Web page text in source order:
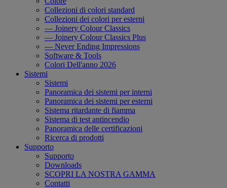
Collezioni di colori standard
Collezioni dei colori per esterni
— Joinery Colour Classics
— Joinery Colour Classics Plus
— Never Ending Impressions
Software & Tools
Colori Dell'anno 2026
Sistemi
Sistemi
Panoramica dei sistemi per interni
Panoramica dei sistemi per esterni
Sistema ritardante di fiamma
Sistema di test antincendio
Panoramica delle certificazioni
Ricerca di prodotti
Supporto
Supporto
Downloads
SCOPRI LA NOSTRA GAMMA
Contatti